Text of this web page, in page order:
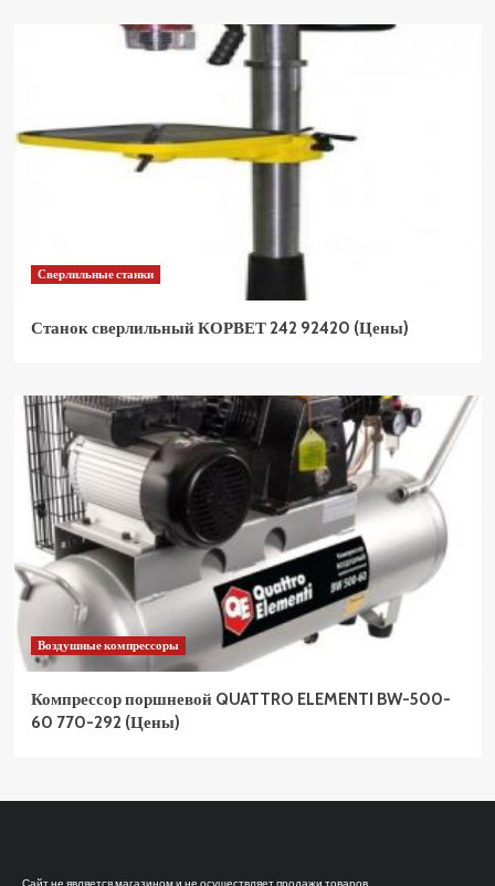
Сверлильные станки
Станок сверлильный КОРВЕТ 242 92420 (Цены)
Воздушные компрессоры
Компрессор поршневой QUATTRO ELEMENTI BW-500-
60 770-292 (Цены)
Сайт не является магазином и не осуществляет продажи товаров.